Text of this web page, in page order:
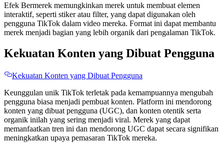
Efek Bermerek memungkinkan merek untuk membuat elemen
interaktif, seperti stiker atau filter, yang dapat digunakan oleh
pengguna TikTok dalam video mereka. Format ini dapat membantu
merek menjadi bagian yang lebih organik dari pengalaman TikTok.
Kekuatan Konten yang Dibuat Pengguna
Kekuatan Konten yang Dibuat Pengguna
Keunggulan unik TikTok terletak pada kemampuannya mengubah
pengguna biasa menjadi pembuat konten. Platform ini mendorong
konten yang dibuat pengguna (UGC), dan konten otentik serta
organik inilah yang sering menjadi viral. Merek yang dapat
memanfaatkan tren ini dan mendorong UGC dapat secara signifikan
meningkatkan upaya pemasaran TikTok mereka.